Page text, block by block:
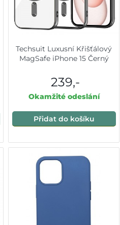
Techsuit Luxusní Křišťálový
MagSafe iPhone 15 Černý
239,-
Okamžité odeslání
Přidat do košíku